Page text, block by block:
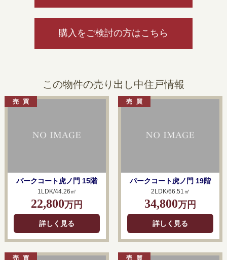
購入をご検討の方はこちら
この物件の売り出し中住戸情報
パークコート虎ノ門 15階
1LDK/44.26㎡
22,800万円
詳しく見る
パークコート虎ノ門 19階
2LDK/66.51㎡
34,800万円
詳しく見る